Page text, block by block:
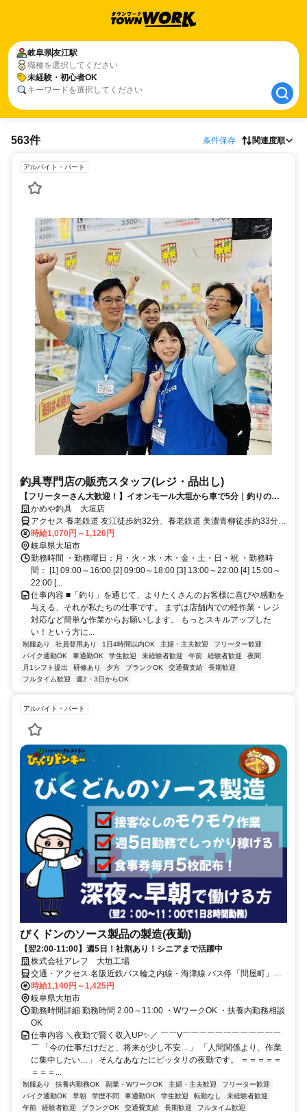
岐阜県友江駅
職種を選択してください
未経験・初心者OK
キーワードを選択してください
岐阜県友江駅
未経験・初心者OK
563件 条件保存 関連度順
アルバイト・パート
釣具専門店の販売スタッフ(レジ・品出し)
【フリーターさん大歓迎！】イオンモール大垣から車で5分｜釣りの研
修や講習会もあるので、楽しみながら成長できます！未経験OK！
かめや釣具 大垣店
アクセス 養老鉄道 友江徒歩約32分、養老鉄道 美濃青柳徒歩約33分
名神高速西宮線大垣料金所から車で4分、国道258号線沿いです！
時給1,070円～1,120円
岐阜県大垣市
勤務時間 ・勤務曜日：月・火・水・木・金・土・日・祝 ・勤務時
間： [1] 09:00～16:00 [2] 09:00～18:00 [3] 13:00～22:00 [4] 15:00～
22:00 [...
仕事内容 ■「釣り」を通じて、よりたくさんのお客様に喜びや感動を
与える、それが私たちの仕事です。 まずは店舗内での軽作業・レジ
対応など簡単な作業からお願いします。 もっとスキルアップした
い！という方に...
制服あり 社員登用あり 1日4時間以内OK 主婦・主夫歓迎
フリーター歓迎
バイク通勤OK
車通勤OK 学生歓迎 未経験者歓迎 午前 経験者歓迎
夜間
月1シフト提出
研修あり 夕方 ブランクOK 交通費支給
長期歓迎
フルタイム歓迎
週2・3日からOK
アルバイト・パート
びくドンのソース製品の製造(夜勤)
【翌2:00-11:00】週5日！社割あり！シニアまで活躍中
株式会社アレフ 大垣工場
交通・アクセス 名阪近鉄バス輪之内線・海津線 バス停「問屋町」か
ら2分
時給1,140円～1,425円
岐阜県大垣市
勤務時間詳細 勤務時間 2:00～11:00 ・WワークOK ・扶養内勤務相談
OK
仕事内容 ＼夜勤で賢く収入UP✨／ ￣￣V￣￣￣￣￣￣￣￣￣￣￣￣
￣ 「今の仕事だけだと、将来が少し不安…」 「人間関係より、作業
に集中したい…」 そんなあなたにピッタリの夜勤です。 ＝＝＝＝＝
＝＝＝...
制服あり 扶養内勤務OK 副業・WワークOK 主婦・主夫歓迎
フリーター歓迎
バイク通勤OK
早朝 学歴不問 車通勤OK 学生歓迎 転勤なし
未経験者歓迎
午前
経験者歓迎 ブランクOK 交通費支給 長期歓迎
フルタイム歓迎